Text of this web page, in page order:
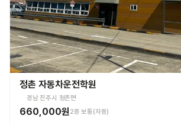
정촌 자동차운전학원
경남 진주시 정촌면
660,000원 2종 보통(자동)